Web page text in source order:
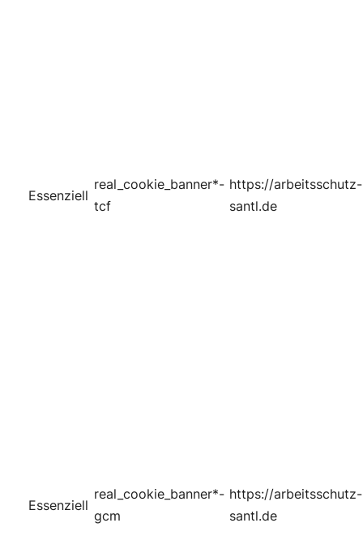
Essenziell
real_cookie_banner*-
tcf
https://arbeitsschutz-
santl.de
Essenziell
real_cookie_banner*-
gcm
https://arbeitsschutz-
santl.de